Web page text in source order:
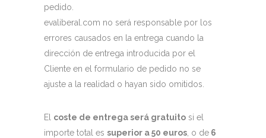
pedido.
evaliberal.com no será responsable por los
errores causados en la entrega cuando la
dirección de entrega introducida por el
Cliente en el formulario de pedido no se
ajuste a la realidad o hayan sido omitidos.
El coste de entrega será gratuito si el
importe total es superior a 50 euros , o de 6